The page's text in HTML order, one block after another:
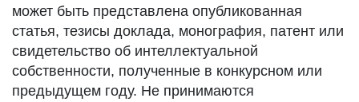
может быть представлена опубликованная
статья, тезисы доклада, монография, патент или
свидетельство об интеллектуальной
собственности, полученные в конкурсном или
предыдущем году. Не принимаются